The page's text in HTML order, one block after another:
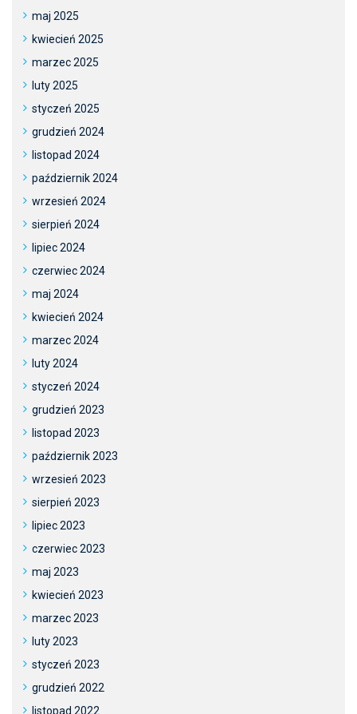
maj 2025
kwiecień 2025
marzec 2025
luty 2025
styczeń 2025
grudzień 2024
listopad 2024
październik 2024
wrzesień 2024
sierpień 2024
lipiec 2024
czerwiec 2024
maj 2024
kwiecień 2024
marzec 2024
luty 2024
styczeń 2024
grudzień 2023
listopad 2023
październik 2023
wrzesień 2023
sierpień 2023
lipiec 2023
czerwiec 2023
maj 2023
kwiecień 2023
marzec 2023
luty 2023
styczeń 2023
grudzień 2022
listopad 2022